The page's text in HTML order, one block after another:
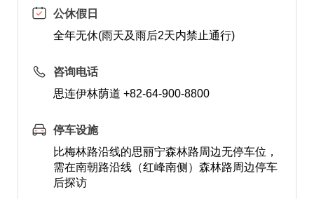
公休假日
全年无休(雨天及雨后2天内禁止通行)
咨询电话
思连伊林荫道 +82-64-900-8800
停车设施
比梅林路沿线的思丽宁森林路周边无停车位，
需在南朝路沿线（红峰南侧）森林路周边停车
后探访